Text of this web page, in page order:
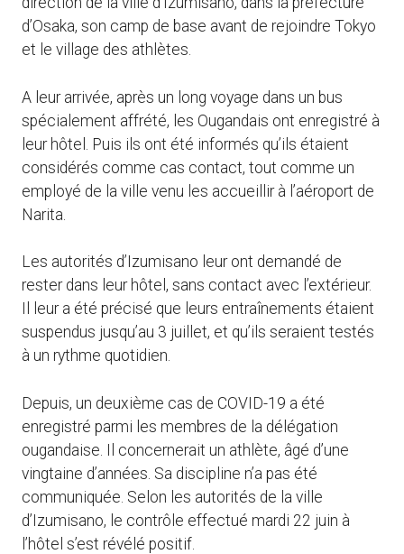
d’Osaka, son camp de base avant de rejoindre Tokyo
et le village des athlètes.
A leur arrivée, après un long voyage dans un bus
spécialement affrété, les Ougandais ont enregistré à
leur hôtel. Puis ils ont été informés qu’ils étaient
considérés comme cas contact, tout comme un
employé de la ville venu les accueillir à l’aéroport de
Narita.
Les autorités d’Izumisano leur ont demandé de
rester dans leur hôtel, sans contact avec l’extérieur.
Il leur a été précisé que leurs entraînements étaient
suspendus jusqu’au 3 juillet, et qu’ils seraient testés
à un rythme quotidien.
Depuis, un deuxième cas de COVID-19 a été
enregistré parmi les membres de la délégation
ougandaise. Il concernerait un athlète, âgé d’une
vingtaine d’années. Sa discipline n’a pas été
communiquée. Selon les autorités de la ville
d’Izumisano, le contrôle effectué mardi 22 juin à
l’hôtel s’est révélé positif.